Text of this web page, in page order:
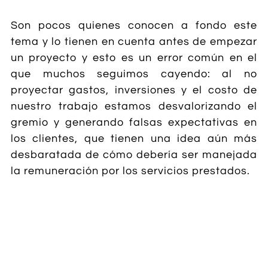
Son pocos quienes conocen a fondo este
tema y lo tienen en cuenta antes de empezar
un proyecto y esto es un error común en el
que muchos seguimos cayendo: al no
proyectar gastos, inversiones y el costo de
nuestro trabajo estamos desvalorizando el
gremio y generando falsas expectativas en
los clientes, que tienen una idea aún más
desbaratada de cómo debería ser manejada
la remuneración por los servicios prestados.